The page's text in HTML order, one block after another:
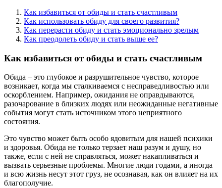
Как избавиться от обиды и стать счастливым
Как использовать обиду для своего развития?
Как перерасти обиду и стать эмоционально зрелым
Как преодолеть обиду и стать выше ее?
Как избавиться от обиды и стать счастливым
Обида – это глубокое и разрушительное чувство, которое
возникает, когда мы сталкиваемся с несправедливостью или
оскорблением. Например, ожидания не оправдываются,
разочарование в близких людях или неожиданные негативные
события могут стать источником этого неприятного
состояния.
Это чувство может быть особо ядовитым для нашей психики
и здоровья. Обида не только терзает наш разум и душу, но
также, если с ней не справляться, может накапливаться и
вызвать серьезные проблемы. Многие люди годами, а иногда
и всю жизнь несут этот груз, не осознавая, как он влияет на их
благополучие.